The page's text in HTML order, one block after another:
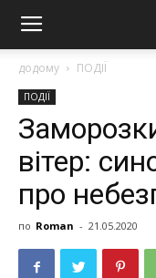
додому ПОДІЇ
ПОДІЇ
вітер:
про
по Roman - 21.05.2020